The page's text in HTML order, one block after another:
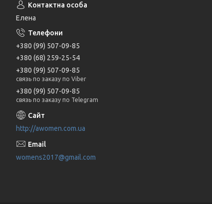
Елена
+380 (99) 507-09-85
+380 (68) 259-25-54
+380 (99) 507-09-85
связь по заказу по Viber
+380 (99) 507-09-85
связь по заказу по Telegram
http://awomen.com.ua
womens2017@gmail.com